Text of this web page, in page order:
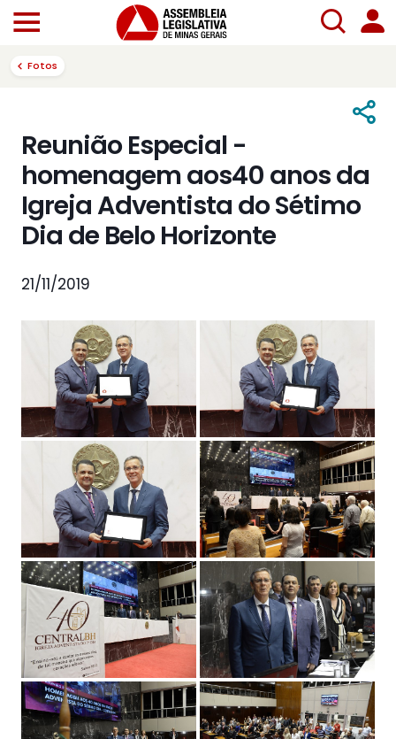
Fotos
Reunião Especial -
homenagem aos40 anos da
Igreja Adventista do Sétimo
Dia de Belo Horizonte
21/11/2019